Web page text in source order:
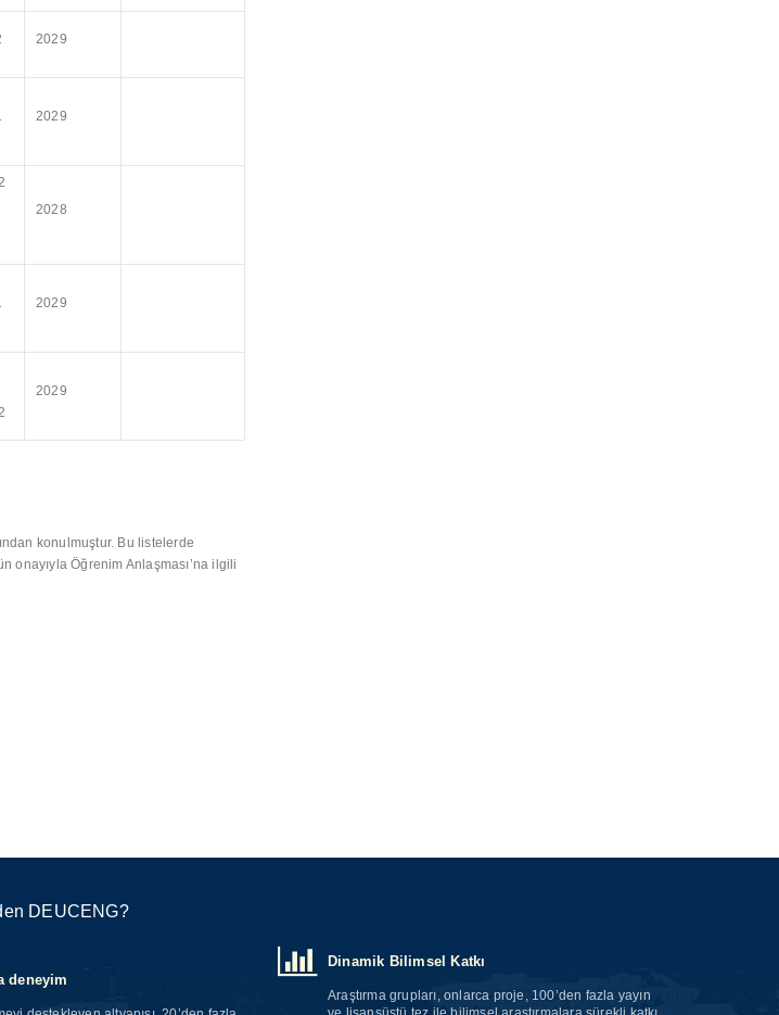
2029
2029
2028
2029
2029
konulmuştur. Bu listelerde
onayıyla Öğrenim Anlaşması’na ilgili
DEUCENG?
deneyim
Dinamik Bilimsel Katkı
Araştırma grupları, onlarca proje, 100’den fazla yayın